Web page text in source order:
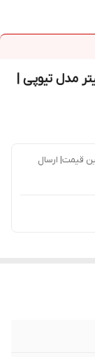
ساویز 75 میلی لیتر مدل تیوپی |
قیمت| ارسال